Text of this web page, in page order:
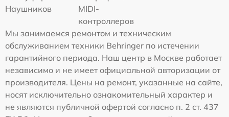
Наушников
MIDI-
контроллеров
Мы занимаемся ремонтом и техническим
обслуживанием техники Behringer по истечении
гарантийного периода. Наш центр в Москве работает
независимо и не имеет официальной авторизации от
производителя. Цены на ремонт, указанные на сайте,
носят исключительно ознакомительный характер и
не являются публичной офертой согласно п. 2 ст. 437